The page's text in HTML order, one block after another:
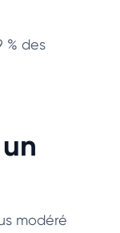
% des
modéré